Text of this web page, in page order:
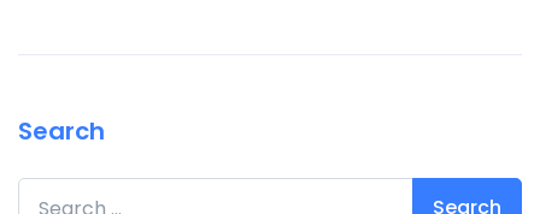
Search
Search for: